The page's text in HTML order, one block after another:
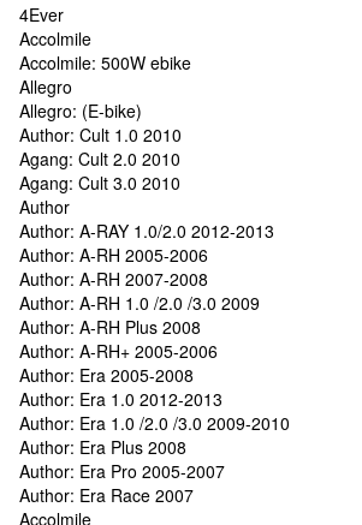
4Ever
Accolmile
Accolmile: 500W ebike
Allegro
Allegro: (E-bike)
Author: Cult 1.0 2010
Agang: Cult 2.0 2010
Agang: Cult 3.0 2010
Author
Author: A-RAY 1.0/2.0 2012-2013
Author: A-RH 2005-2006
Author: A-RH 2007-2008
Author: A-RH 1.0 /2.0 /3.0 2009
Author: A-RH Plus 2008
Author: A-RH+ 2005-2006
Author: Era 2005-2008
Author: Era 1.0 2012-2013
Author: Era 1.0 /2.0 /3.0 2009-2010
Author: Era Plus 2008
Author: Era Pro 2005-2007
Author: Era Race 2007
Accolmile